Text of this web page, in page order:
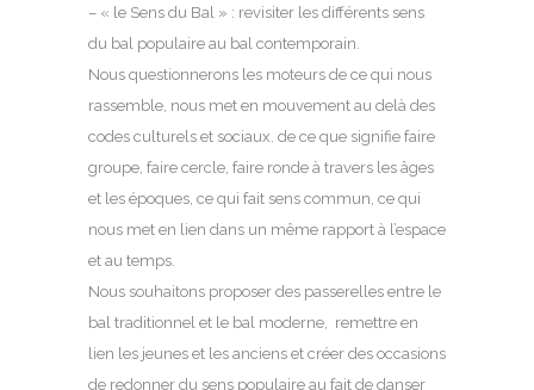
– « le Sens du Bal » : revisiter les différents sens
du bal populaire au bal contemporain.
Nous questionnerons les moteurs de ce qui nous
rassemble, nous met en mouvement au delà des
codes culturels et sociaux. de ce que signifie faire
groupe, faire cercle, faire ronde à travers les âges
et les époques, ce qui fait sens commun, ce qui
nous met en lien dans un même rapport à l’espace
et au temps.
Nous souhaitons proposer des passerelles entre le
bal traditionnel et le bal moderne, remettre en
lien les jeunes et les anciens et créer des occasions
de redonner du sens populaire au fait de danser